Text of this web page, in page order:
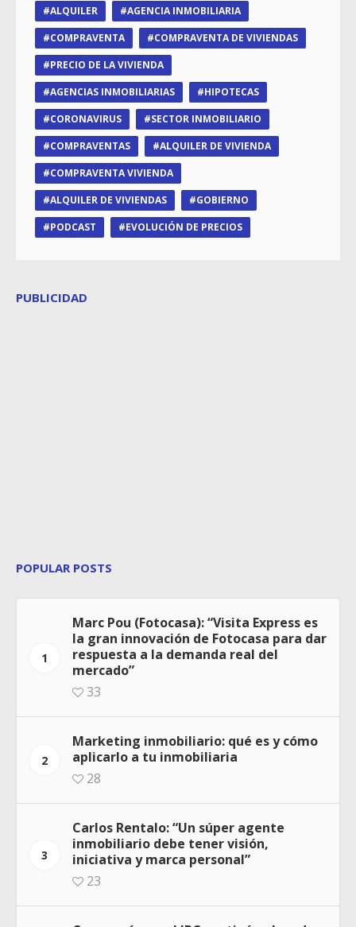
ALQUILER
AGENCIA INMOBILIARIA
COMPRAVENTA
COMPRAVENTA DE VIVIENDAS
PRECIO DE LA VIVIENDA
AGENCIAS INMOBILIARIAS
HIPOTECAS
CORONAVIRUS
SECTOR INMOBILIARIO
COMPRAVENTAS
ALQUILER DE VIVIENDA
COMPRAVENTA VIVIENDA
ALQUILER DE VIVIENDAS
GOBIERNO
PODCAST
EVOLUCIÓN DE PRECIOS
PUBLICIDAD
POPULAR POSTS
1
Marc Pou (Fotocasa): “Visita Express es
la gran innovación de Fotocasa para dar
respuesta a la demanda real del
mercado”
33
2
Marketing inmobiliario: qué es y cómo
aplicarlo a tu inmobiliaria
28
3
Carlos Rentalo: “Un súper agente
inmobiliario debe tener visión,
iniciativa y marca personal”
23